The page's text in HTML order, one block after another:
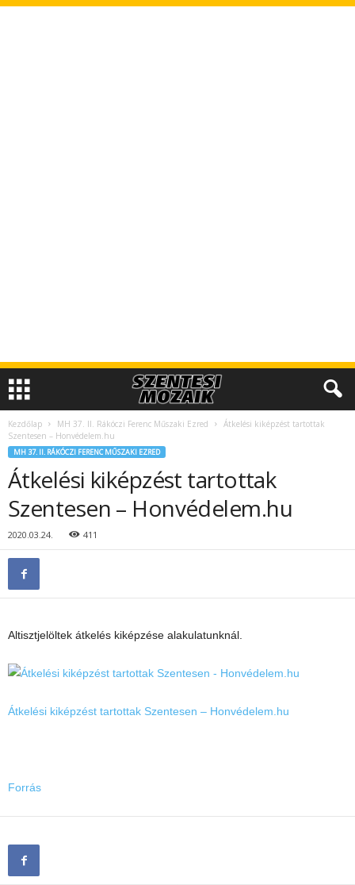
Kezdőlap MH 37. II. Rákóczi Ferenc Műszaki Ezred
Átkelési kiképzést tartottak
Szentesen – Honvédelem.hu
MH 37. II. RÁKÓCZI FERENC MŰSZAKI EZRED
Átkelési kiképzést tartottak
Szentesen – Honvédelem.hu
2020.03.24. 411
Altisztjelöltek átkelés kiképzése alakulatunknál.
Átkelési kiképzést tartottak Szentesen – Honvédelem.hu
Forrás